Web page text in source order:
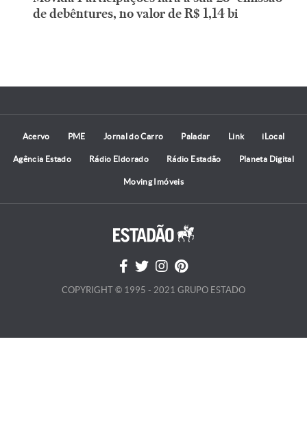
de debêntures, no valor de R$ 1,14 bi
Acervo PME Jornal do Carro Paladar Link iLocal
Agência Estado Rádio Eldorado Rádio Estadão Planeta Digital
Moving Imóveis
COPYRIGHT © 1995 - 2021 GRUPO ESTADO